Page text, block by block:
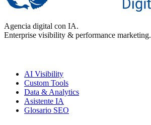
Agencia digital con IA.
Enterprise visibility & performance marketing.
AI Visibility
Custom Tools
Data & Analytics
Asistente IA
Glosario SEO